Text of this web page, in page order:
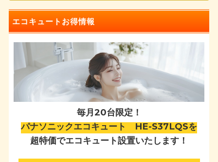
エコキュートお得情報
毎月20台限定！
パナソニックエコキュート HE-S37LQSを
超特価でエコキュート設置いたします！